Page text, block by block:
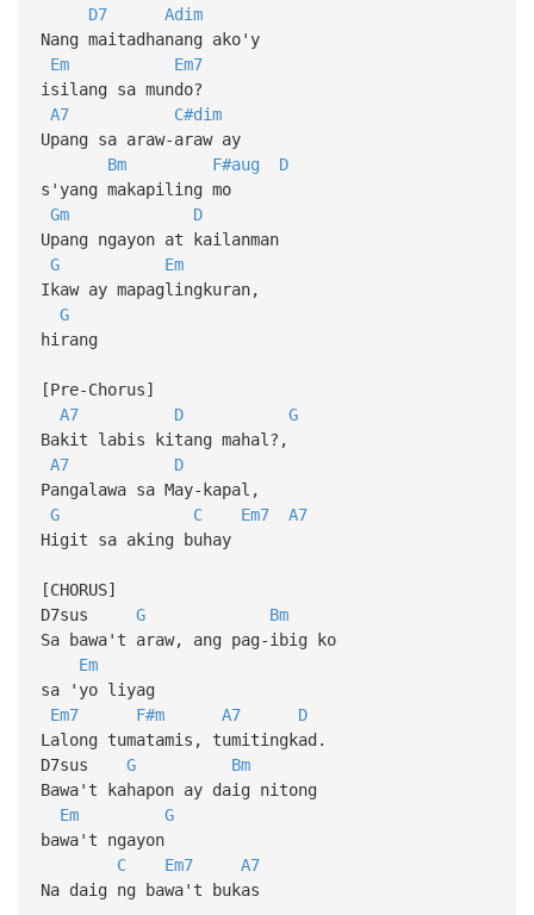
D7
Adim
Nang maitadhanang ako'y
Em
Em7
isilang sa mundo?
A7
C#dim
Upang sa araw-araw ay
Bm
F#aug
D
s'yang makapiling mo
Gm
D
Upang ngayon at kailanman
G
Em
Ikaw ay mapaglingkuran,
G
hirang
[Pre-Chorus]
A7
D
G
Bakit labis kitang mahal?,
A7
D
Pangalawa sa May-kapal,
G
C Em7
A7
Higit sa aking buhay
[CHORUS]
D7sus G
Bm
Sa bawa't araw, ang pag-ibig ko
Em
sa 'yo liyag
Em7
F#m A7
D
Lalong tumatamis, tumitingkad.
D7sus G
Bm
Bawa't kahapon ay daig nitong
Em
G
bawa't ngayon
C
Em7
A7
Na daig ng bawa't bukas